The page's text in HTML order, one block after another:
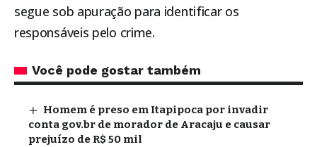
segue sob apuração para identificar os
responsáveis pelo crime.
Você pode gostar também
Homem é preso em Itapipoca por invadir
conta gov.br de morador de Aracaju e causar
prejuízo de R$ 50 mil